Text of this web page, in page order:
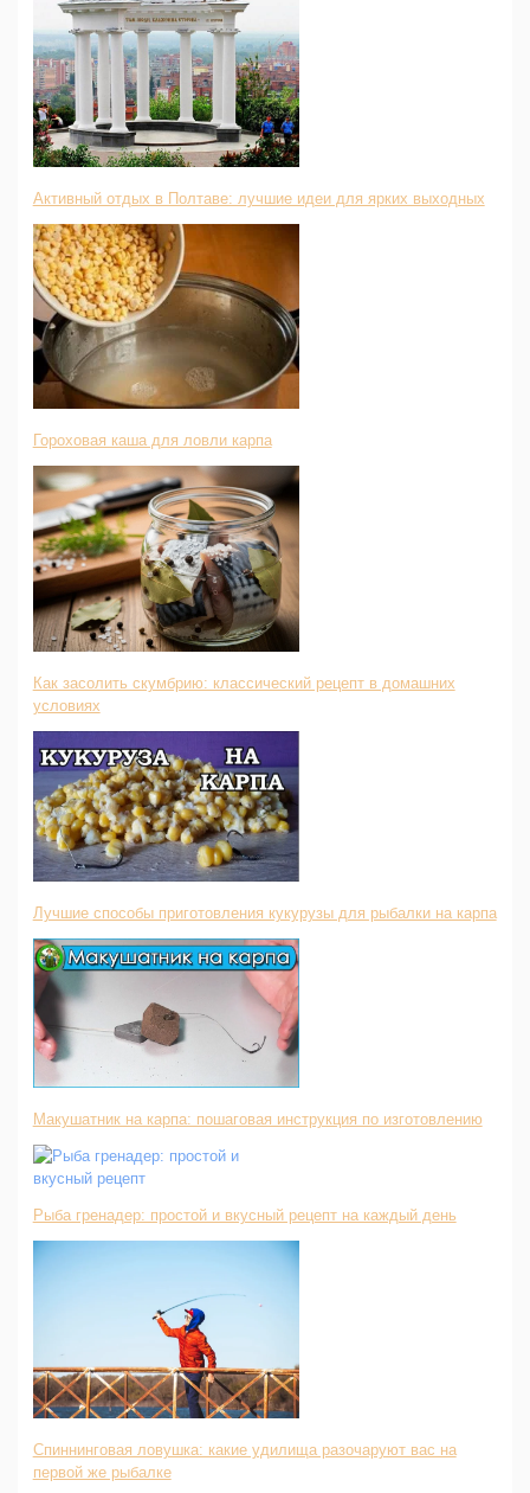
Активный отдых в Полтаве: лучшие идеи для ярких выходных
Гороховая каша для ловли карпа
Как засолить скумбрию: классический рецепт в домашних
условиях
Лучшие способы приготовления кукурузы для рыбалки на карпа
Макушатник на карпа: пошаговая инструкция по изготовлению
Рыба гренадер: простой и вкусный рецепт на каждый день
Спиннинговая ловушка: какие удилища разочаруют вас на
первой же рыбалке